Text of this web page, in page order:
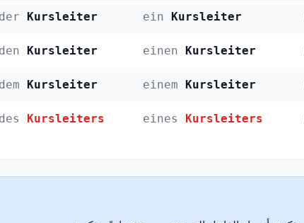
Kursleiter ein Kursleiter
Kursleiter einen Kursleiter
Kursleiter einem Kursleiter
Kursleiters eines Kursleiters